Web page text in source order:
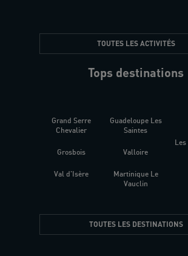
TOUTES LES ACTIVITÉS
Tops destinations
Grand Serre
Chevalier
Grosbois
Val d'Isère
Guadeloupe Les
Saintes
Valloire
Martinique Le
Vauclin
TOUTES LES DESTINATIONS